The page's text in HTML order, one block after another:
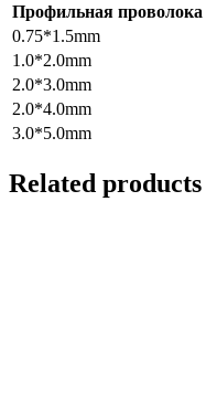
Профильная проволока
0.75*1.5mm
1.0*2.0mm
2.0*3.0mm
2.0*4.0mm
3.0*5.0mm
Related products